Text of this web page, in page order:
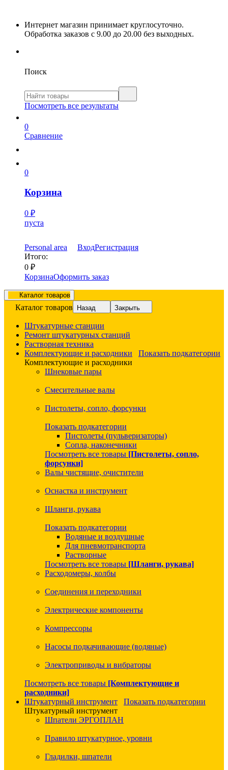
Интернет магазин принимает круглосуточно.
Обработка заказов с 9.00 до 20.00 без выходных.
Поиск
Посмотреть все результаты
0
Сравнение
0
Корзина
0 ₽
пуста
Personal area ВходРегистрация
Итого:
0 ₽
КорзинаОформить заказ
Каталог товаров
Каталог товаров Назад Закрыть
Штукатурные станции
Ремонт штукатурных станций
Растворная техника
Комплектующие и расходники
Показать подкатегории
Комплектующие и расходники
Шнековые пары
Смесительные валы
Пистолеты, сопло, форсунки
Показать подкатегории
Пистолеты (пульверизаторы)
Сопла, наконечники
Посмотреть все товары [Пистолеты, сопло,
форсунки]
Валы чистящие, очистители
Оснастка и инструмент
Шланги, рукава
Показать подкатегории
Водяные и воздушные
Для пневмотранспорта
Растворные
Посмотреть все товары [Шланги, рукава]
Расходомеры, колбы
Соединения и переходники
Электрические компоненты
Компрессоры
Насосы подкачивающие (водяные)
Электроприводы и вибраторы
Посмотреть все товары [Комплектующие и
расходники]
Штукатурный инструмент
Показать подкатегории
Штукатурный инструмент
Шпатели ЭРГОПЛАН
Правило штукатурное, уровни
Гладилки, шпатели